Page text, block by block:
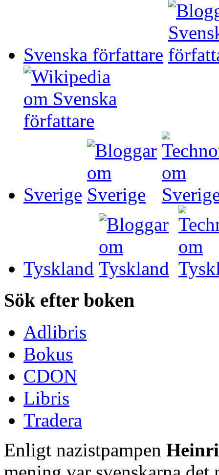
Svenska författare
Sverige
Tyskland
Sök efter boken
Adlibris
Bokus
CDON
Libris
Tradera
Enligt nazistpampen